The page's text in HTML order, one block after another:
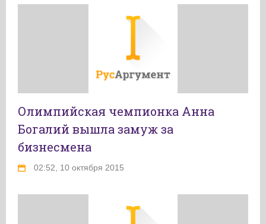
Олимпийская чемпионка Анна
Богалий вышла замуж за
бизнесмена
02:52, 10 октября 2015